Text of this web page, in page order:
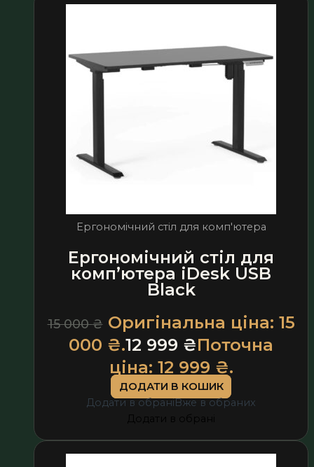
Ергономічний стіл для комп'ютера
Ергономічний стіл для
комп’ютера iDesk USB
Black
15 000₴ Оригінальна ціна: 15
000 ₴.12 999 ₴Поточна
ціна: 12 999 ₴.
ДОДАТИ В КОШИК
Додати в обраніВже в обраних